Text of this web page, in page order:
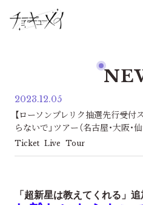
2023.12.05
【ローソンプレリク抽選先行受付
らないで」ツアー（名古屋・大阪・仙
Ticket Live Tour
「超新星は教えてくれる」